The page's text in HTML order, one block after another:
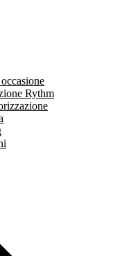
Rythm